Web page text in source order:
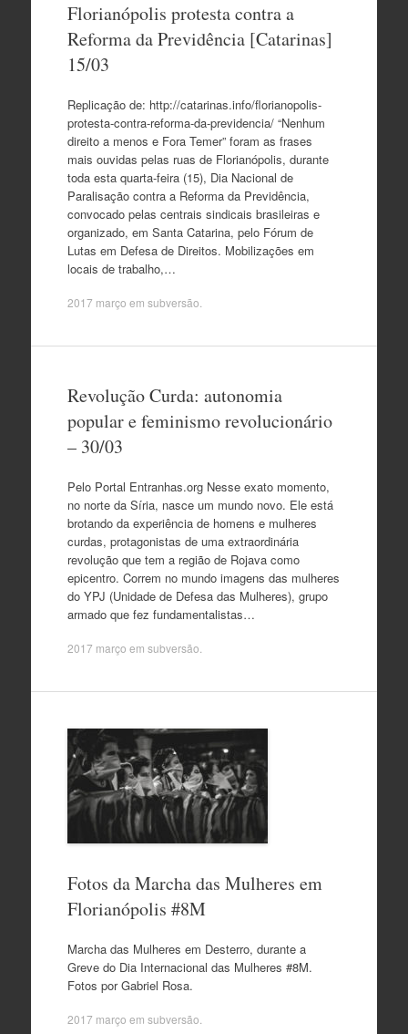
Florianópolis protesta contra a
Reforma da Previdência [Catarinas]
15/03
Replicação de: http://catarinas.info/florianopolis-
protesta-contra-reforma-da-previdencia/ “Nenhum
direito a menos e Fora Temer” foram as frases
mais ouvidas pelas ruas de Florianópolis, durante
toda esta quarta-feira (15), Dia Nacional de
Paralisação contra a Reforma da Previdência,
convocado pelas centrais sindicais brasileiras e
organizado, em Santa Catarina, pelo Fórum de
Lutas em Defesa de Direitos. Mobilizações em
locais de trabalho,…
2017 março em subversão
Revolução Curda: autonomia
popular e feminismo revolucionário
– 30/03
Pelo Portal Entranhas.org Nesse exato momento,
no norte da Síria, nasce um mundo novo. Ele está
brotando da experiência de homens e mulheres
curdas, protagonistas de uma extraordinária
revolução que tem a região de Rojava como
epicentro. Correm no mundo imagens das mulheres
do YPJ (Unidade de Defesa das Mulheres), grupo
armado que fez fundamentalistas…
2017 março em subversão
Fotos da Marcha das Mulheres em
Florianópolis #8M
Marcha das Mulheres em Desterro, durante a
Greve do Dia Internacional das Mulheres #8M.
Fotos por Gabriel Rosa.
2017 março em subversão